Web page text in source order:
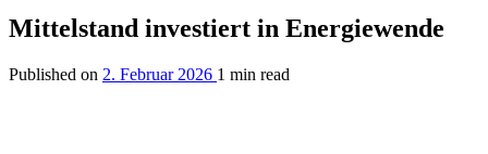
Mittelstand investiert in Energiewende
Published on 2. Februar 2026 1 min read